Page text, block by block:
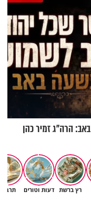
הרה"ג זמיר כהן
רץ ברשת דעות וטורים
סגולה שתעזור לכם למתן את